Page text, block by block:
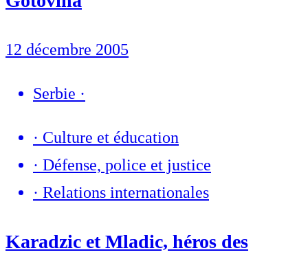
12 décembre 2005
Serbie ·
· Culture et éducation
· Défense, police et justice
· Relations internationales
Karadzic et Mladic, héros des